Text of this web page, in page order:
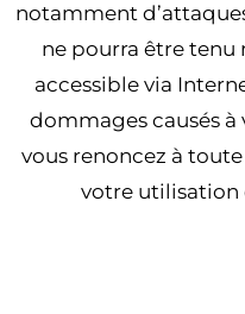
notamment
ne pourra être tenu
accessible via
dommages causés
vous renoncez à
votre utilisation